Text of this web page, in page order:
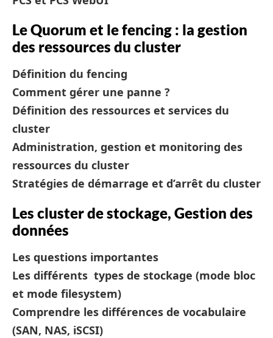
Le Quorum et le fencing : la gestion
des ressources du cluster
Définition du fencing
Comment gérer une panne ?
Définition des ressources et services du
cluster
Administration, gestion et monitoring des
ressources du cluster
Stratégies de démarrage et d’arrêt du cluster
Les cluster de stockage, Gestion des
données
Les questions importantes
Les différents types de stockage (mode bloc
et mode filesystem)
Comprendre les différences de vocabulaire
(SAN, NAS, iSCSI)